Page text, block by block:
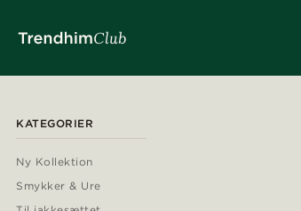
KATEGORIER
Ny Kollektion
Smykker & Ure